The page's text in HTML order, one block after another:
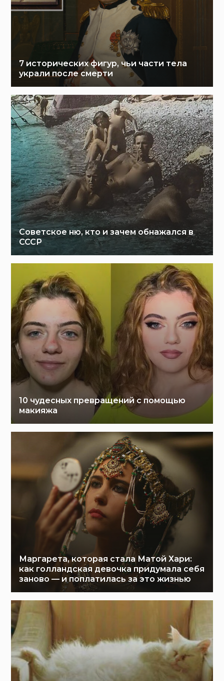
7 исторических фигур, чьи части тела
украли после смерти
Советское ню, кто и зачем обнажался в
СССР
10 чудесных превращений с помощью
макияжа
Маргарета, которая стала Матой Хари:
как голландская девочка придумала себя
заново — и поплатилась за это жизнью